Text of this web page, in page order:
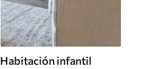
Habitación infantil